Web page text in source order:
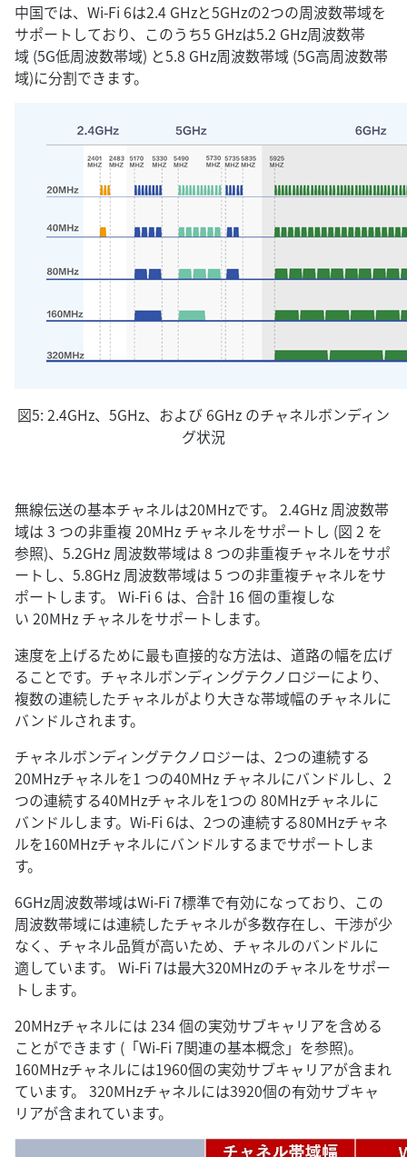
中国では、Wi-Fi 6は2.4 GHzと5GHzの2つの周波数帯域を
サポートしており、このうち5 GHzは5.2 GHz周波数帯
域 (5G低周波数帯域) と5.8 GHz周波数帯域 (5G高周波数帯
域)に分割できます。
図5: 2.4GHz、5GHz、および 6GHz のチャネルボンディン
グ状況
無線伝送の基本チャネルは20MHzです。 2.4GHz 周波数帯
域は 3 つの非重複 20MHz チャネルをサポートし (図 2 を
参照)、5.2GHz 周波数帯域は 8 つの非重複チャネルをサポ
ートし、5.8GHz 周波数帯域は 5 つの非重複チャネルをサ
ポートします。 Wi-Fi 6 は、合計 16 個の重複しな
い 20MHz チャネルをサポートします。
速度を上げるために最も直接的な方法は、道路の幅を広げ
ることです。チャネルボンディングテクノロジーにより、
複数の連続したチャネルがより大きな帯域幅のチャネルに
バンドルされます。
チャネルボンディングテクノロジーは、2つの連続する
20MHzチャネルを1 つの40MHz チャネルにバンドルし、2
つの連続する40MHzチャネルを1つの 80MHzチャネルに
バンドルします。Wi-Fi 6は、2つの連続する80MHzチャネ
ルを160MHzチャネルにバンドルするまでサポートしま
す。
6GHz周波数帯域はWi-Fi 7標準で有効になっており、この
周波数帯域には連続したチャネルが多数存在し、干渉が少
なく、チャネル品質が高いため、チャネルのバンドルに
適しています。 Wi-Fi 7は最大320MHzのチャネルをサポー
トします。
20MHzチャネルには 234 個の実効サブキャリアを含める
ことができます (「Wi-Fi 7関連の基本概念」を参照)。
160MHzチャネルには1960個の実効サブキャリアが含まれ
ています。 320MHzチャネルには3920個の有効サブキャ
リアが含まれています。